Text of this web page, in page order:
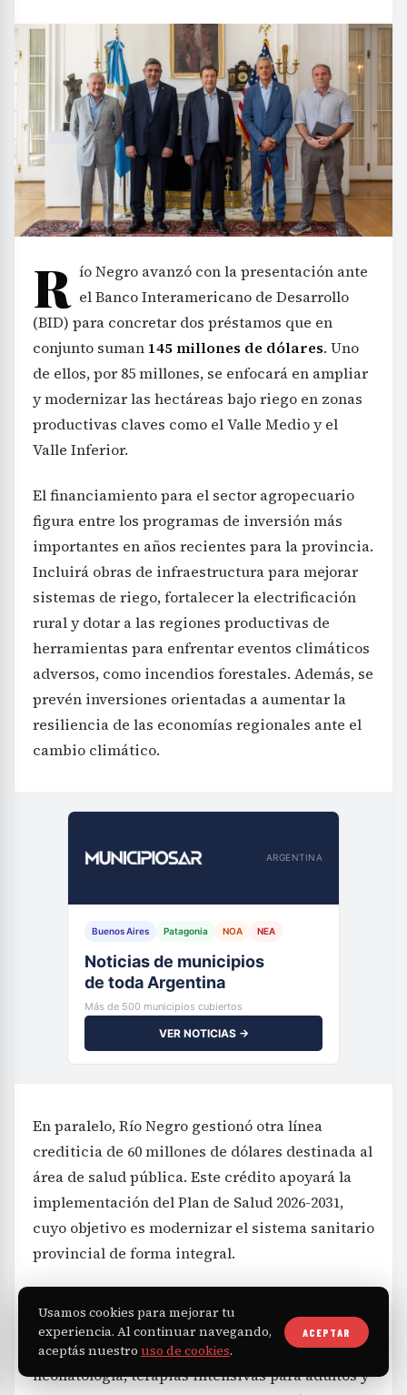
R ío Negro avanzó con la presentación ante
el Banco Interamericano de Desarrollo
(BID) para concretar dos préstamos que en
conjunto suman 145 millones de dólares. Uno
de ellos, por 85 millones, se enfocará en ampliar
y modernizar las hectáreas bajo riego en zonas
productivas claves como el Valle Medio y el
Valle Inferior.
El financiamiento para el sector agropecuario
figura entre los programas de inversión más
importantes en años recientes para la provincia.
Incluirá obras de infraestructura para mejorar
sistemas de riego, fortalecer la electrificación
rural y dotar a las regiones productivas de
herramientas para enfrentar eventos climáticos
adversos, como incendios forestales. Además, se
prevén inversiones orientadas a aumentar la
resiliencia de las economías regionales ante el
cambio climático.
ARGENTINA
Buenos Aires Patagonia NOA NEA
Noticias de municipios
de toda Argentina
Más de 500 municipios cubiertos
VER NOTICIAS →
En paralelo, Río Negro gestionó otra línea
crediticia de 60 millones de dólares destinada al
área de salud pública. Este crédito apoyará la
implementación del Plan de Salud 2026-2031,
cuyo objetivo es modernizar el sistema sanitario
provincial de forma integral.
inversión permitirá la incorporación de
equipamiento avanzado en quirófanos,
neonatología, terapias intensivas para adultos y
Usamos cookies para mejorar tu
experiencia. Al continuar navegando,
aceptás nuestro uso de cookies.
ACEPTAR